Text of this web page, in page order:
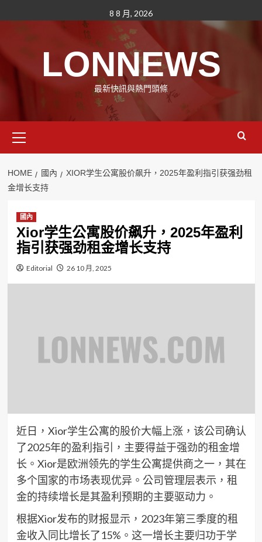
to
8 8 月, 2026
LONNEWS
最新快訊與熱門頭條
Menu
HOME 國內
XIOR学生公寓股价飙升，2025年盈利指引获强劲租
金增长支持
國內
Xior学生公寓股价飙升，2025年盈利
指引获强劲租金增长支持
Editorial 26 10 月, 2025
近日，Xior学生公寓的股价大幅上涨，该公司确认
了2025年的盈利指引，主要得益于强劲的租金增
长。Xior是欧洲领先的学生公寓提供商之一，其在
多个国家的市场表现优异。公司管理层表示，租
金的持续增长是其盈利预期的主要驱动力。
根据Xior发布的财报显示，2023年第三季度的租
金收入同比增长了15%。这一增长主要归功于学